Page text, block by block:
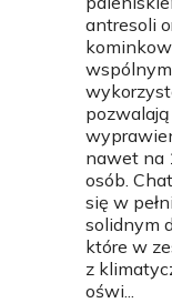
antresoli
wspólnym
nawet na
osób.
się w
solidnym
które w
z
oświ...